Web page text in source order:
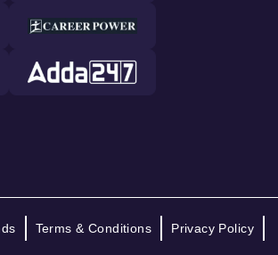
Terms & Conditions Privacy Policy